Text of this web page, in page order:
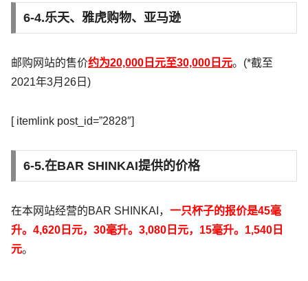
6-4.乐天、雅虎购物、亚马逊
邮购网站的售价约为20,000日元至30,000日元。(*截至
2021年3月26日)
[ itemlink post_id=”2828″]
6-5.在BAR SHINKAI提供的价格
在本网站经营的BAR SHINKAI， 一只杯子的报价是45毫
升。4,620日元，30毫升。3,080日元，15毫升。1,540日
元。